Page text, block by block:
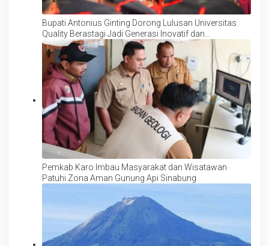
Bupati Antonius Ginting Dorong Lulusan Universitas
Quality Berastagi Jadi Generasi Inovatif dan
Berintegritas
Pemkab Karo Imbau Masyarakat dan Wisatawan
Patuhi Zona Aman Gunung Api Sinabung